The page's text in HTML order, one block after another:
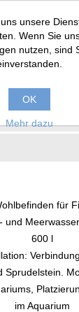
68.00
für
und
600 l
Sprudelstein.
im Aquarium
unsere
Wenn Sie
nutzen, sind
OK
Mehr dazu